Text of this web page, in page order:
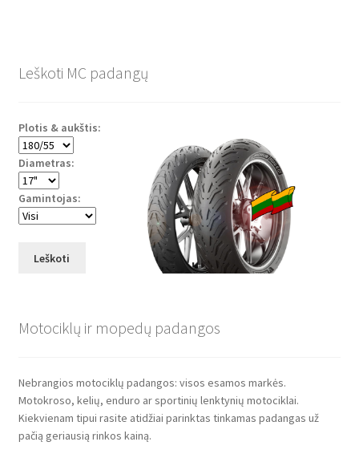
Leškoti MC padangų
Plotis & aukštis:
Diametras:
Gamintojas:
Leškoti
Motociklų ir mopedų padangos
Nebrangios motociklų padangos: visos esamos markės.
Motokroso, kelių, enduro ar sportinių lenktynių motociklai.
Kiekvienam tipui rasite atidžiai parinktas tinkamas padangas už
pačią geriausią rinkos kainą.